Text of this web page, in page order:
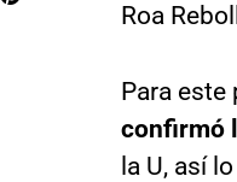
Roa
Para este
confirmó
la U, así